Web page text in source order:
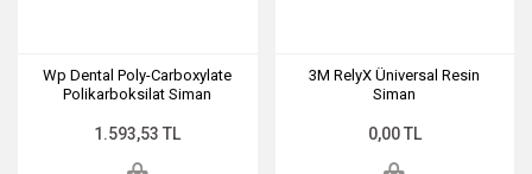
Wp Dental Poly-Carboxylate
Polikarboksilat Siman
1.593,53 TL
3M RelyX Üniversal Resin
Siman
0,00 TL